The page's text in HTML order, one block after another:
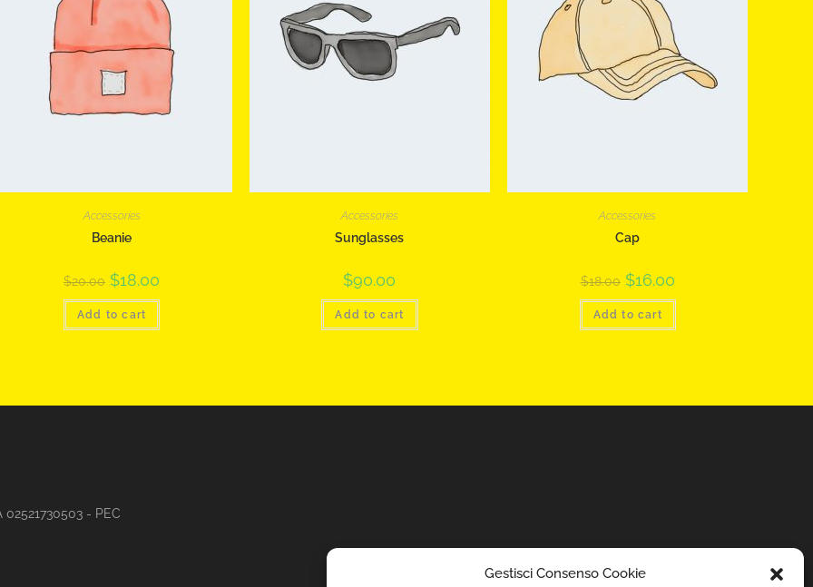
Gestisci Consenso Cookie
Accessories
Beanie
$20.00 $18.00
Add to cart
Accessories
Sunglasses
$90.00
Add to cart
Accessories
Cap
$18.00 $16.00
Add to cart
- PEC